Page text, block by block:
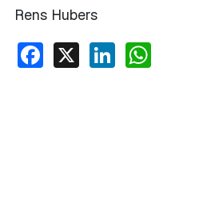
Rens Hubers
Facebook
X LinkedIn